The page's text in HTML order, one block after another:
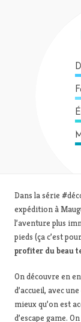
Dans la série
expédition à
l’aventure plus
pieds (ça c’est
profiter du beau
On découvre en
d’accueil, avec
mieux qu’on est
d’escape game.